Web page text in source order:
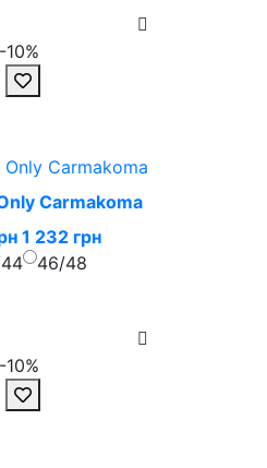
-10%
Carmakoma
1 232 грн
46/48
-10%